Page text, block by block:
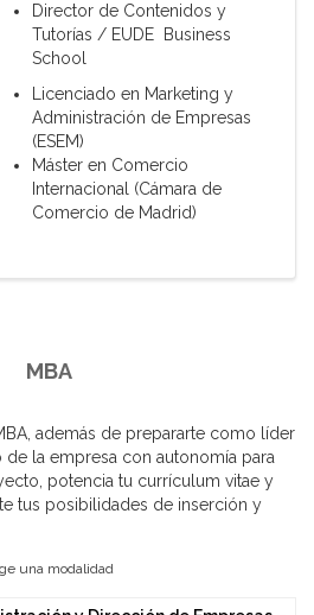
Director de Contenidos y
Tutorías / EUDE Business
School
Licenciado en Marketing y
Administración de Empresas
(ESEM)
Máster en Comercio
Internacional (Cámara de
Comercio de Madrid)
MBA
además de prepararte como líder
la empresa con autonomía para
potencia tu currículum vitae y
tus posibilidades de inserción y
una modalidad